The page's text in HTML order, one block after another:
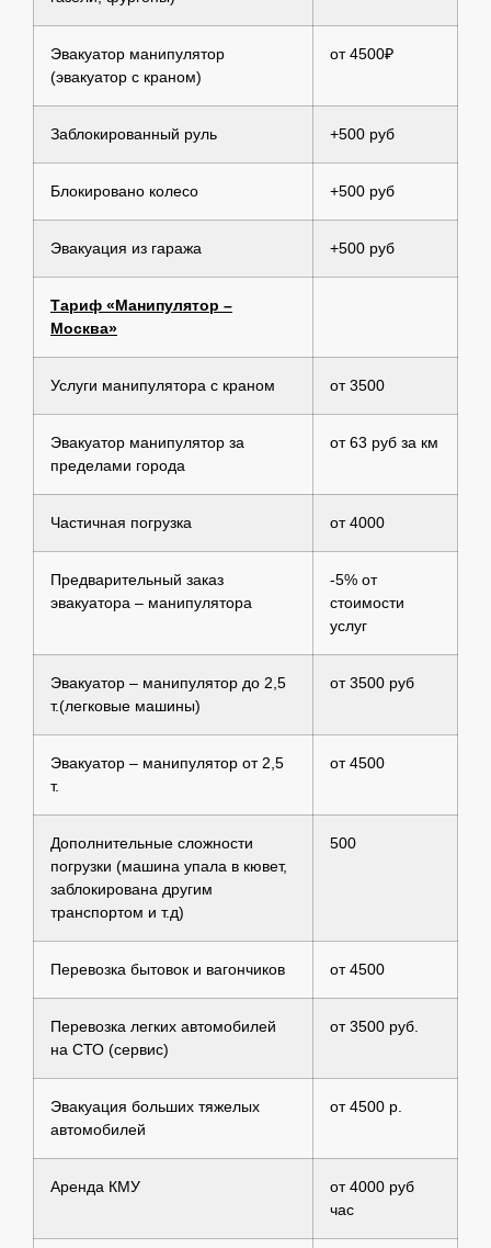
Эвакуатор манипулятор
(эвакуатор с краном)
от 4500₽
Заблокированный руль +500 руб
Блокировано колесо +500 руб
Эвакуация из гаража +500 руб
Тариф «Манипулятор –
Москва»
Услуги манипулятора с краном от 3500
Эвакуатор манипулятор за
пределами города
от 63 руб за км
Частичная погрузка от 4000
Предварительный заказ
эвакуатора – манипулятора
-5% от
стоимости
услуг
Эвакуатор – манипулятор до 2,5
т.(легковые машины)
от 3500 руб
Эвакуатор – манипулятор от 2,5
т.
от 4500
Дополнительные сложности
погрузки (машина упала в кювет,
заблокирована другим
транспортом и т.д)
500
Перевозка бытовок и вагончиков от 4500
Перевозка легких автомобилей
на СТО (сервис)
от 3500 руб.
Эвакуация больших тяжелых
автомобилей
от 4500 р.
Аренда КМУ
от 4000 руб
час